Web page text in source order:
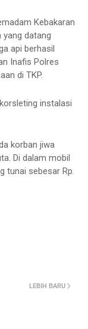
Kebakaran
datang
api berhasil
Inafis Polres
di TKP.
instalasi
korban jiwa
Di dalam mobil
tunai sebesar Rp.
LEBIH BARU